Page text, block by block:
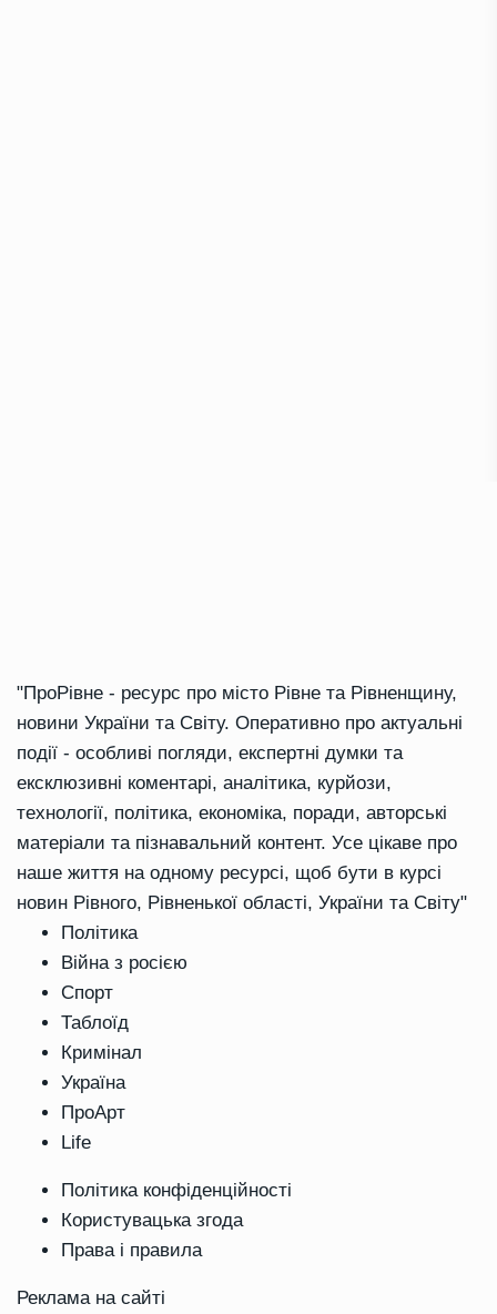
"ПроРівне - ресурс про місто Рівне та Рівненщину,
новини України та Світу. Оперативно про актуальні
події - особливі погляди, експертні думки та
ексклюзивні коментарі, аналітика, курйози,
технології, політика, економіка, поради, авторські
матеріали та пізнавальний контент. Усе цікаве про
наше життя на одному ресурсі, щоб бути в курсі
новин Рівного, Рівненької області, України та Світу"
Політика
Війна з росією
Спорт
Таблоїд
Кримінал
Україна
ПроАрт
Life
Політика конфіденційності
Користувацька згода
Права і правила
Реклама на сайті